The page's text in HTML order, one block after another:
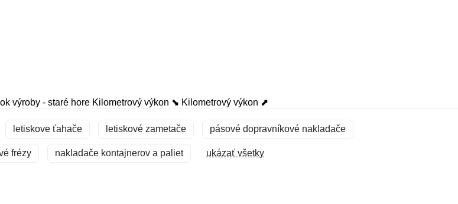
výroby - staré hore Kilometrový výkon ⬊ Kilometrový výkon ⬈
letiskove ťahače letiskové zametače pásové dopravníkové nakladače
frézy nakladače kontajnerov a paliet ukázať všetky